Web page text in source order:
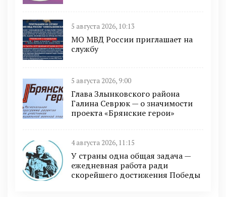
5 августа 2026, 10:13
МО МВД России приглашает на
службу
5 августа 2026, 9:00
Глава Злынковского района
Галина Севрюк — о значимости
проекта «Брянские герои»
4 августа 2026, 11:15
У страны одна общая задача —
ежедневная работа ради
скорейшего достижения Победы